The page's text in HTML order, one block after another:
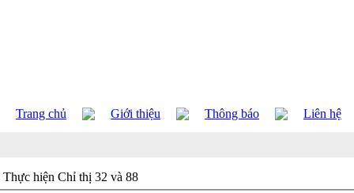
Trang chủ Giới thiệu Thông báo Liên hệ
Thực hiện Chỉ thị 32 và 88